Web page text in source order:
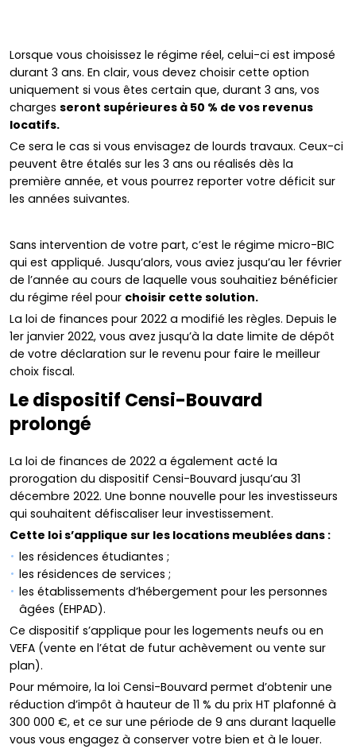
Lorsque vous choisissez le régime réel, celui-ci est imposé
durant 3 ans. En clair, vous devez choisir cette option
uniquement si vous êtes certain que, durant 3 ans, vos
charges seront supérieures à 50 % de vos revenus
locatifs.
Ce sera le cas si vous envisagez de lourds travaux. Ceux-ci
peuvent être étalés sur les 3 ans ou réalisés dès la
première année, et vous pourrez reporter votre déficit sur
les années suivantes.
Sans intervention de votre part, c’est le régime micro-BIC
qui est appliqué. Jusqu’alors, vous aviez jusqu’au 1er février
de l’année au cours de laquelle vous souhaitiez bénéficier
du régime réel pour choisir cette solution.
La loi de finances pour 2022 a modifié les règles. Depuis le
1er janvier 2022, vous avez jusqu’à la date limite de dépôt
de votre déclaration sur le revenu pour faire le meilleur
choix fiscal.
Le dispositif Censi-Bouvard
prolongé
La loi de finances de 2022 a également acté la
prorogation du dispositif Censi-Bouvard jusqu’au 31
décembre 2022. Une bonne nouvelle pour les investisseurs
qui souhaitent défiscaliser leur investissement.
Cette loi s’applique sur les locations meublées dans :
les résidences étudiantes ;
les résidences de services ;
les établissements d’hébergement pour les personnes
âgées (EHPAD).
Ce dispositif s’applique pour les logements neufs ou en
VEFA (vente en l’état de futur achèvement ou vente sur
plan).
Pour mémoire, la loi Censi-Bouvard permet d’obtenir une
réduction d’impôt à hauteur de 11 % du prix HT plafonné à
300 000 €, et ce sur une période de 9 ans durant laquelle
vous vous engagez à conserver votre bien et à le louer.